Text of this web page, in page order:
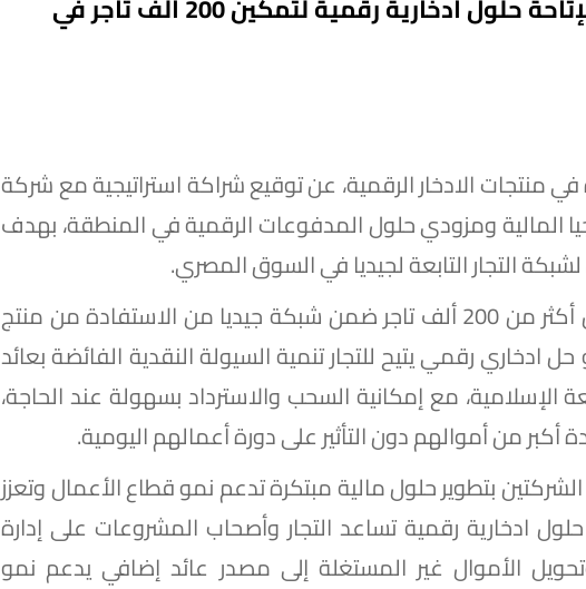
في منتجات الادخار الرقمية، عن توقيع شراكة استراتيجية مع شركة
المالية ومزودي حلول المدفوعات الرقمية في المنطقة، بهدف
التجار التابعة لجيديا في السوق المصري.
وبموجب هذه الشراكة، سيتمكن أكثر من 200 ألف تاجر ضمن شبكة جيديا من الاستفادة من منتج
رقمي يتيح للتجار تنمية السيولة النقدية الفائضة بعائد
مع إمكانية السحب والاسترداد بسهولة عند الحاجة،
من أموالهم دون التأثير على دورة أعمالهم اليومية.
الشركتين بتطوير حلول مالية مبتكرة تدعم نمو قطاع الأعمال وتعزز
ادخارية رقمية تساعد التجار وأصحاب المشروعات على إدارة
الأموال غير المستغلة إلى مصدر عائد إضافي يدعم نمو